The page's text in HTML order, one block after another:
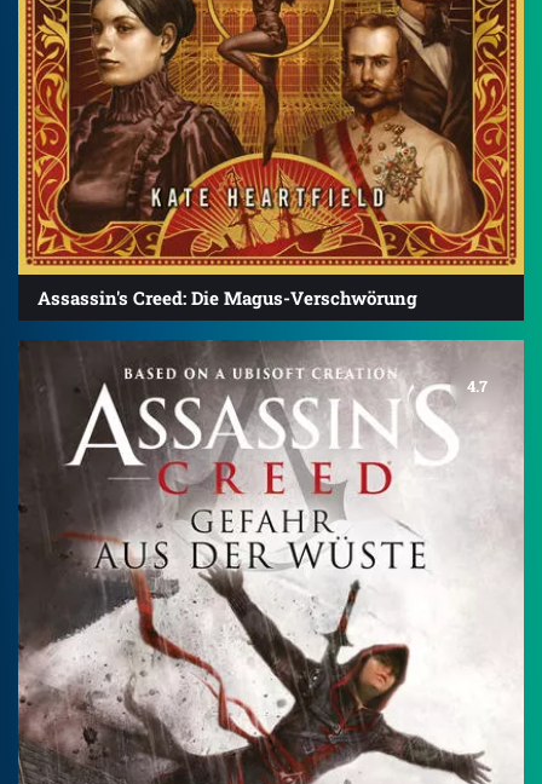
Assassin's Creed: Die Magus-Verschwörung
4.7